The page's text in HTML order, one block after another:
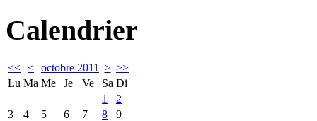
Calendrier
<< < octobre 2011 > >>
Lu Ma Me Je Ve Sa Di
1
2
3
4 5 6 7 8
9